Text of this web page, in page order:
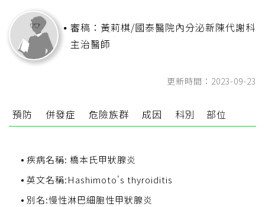
審稿：黃莉棋/國泰醫院內分泌新陳代謝科
主治醫師
更新時間：2023-09-23
預防 併發症 危險族群 成因 科別 部位
疾病名稱: 橋本氏甲狀腺炎
英文名稱:Hashimoto's thyroiditis
別名:慢性淋巴細胞性甲狀腺炎